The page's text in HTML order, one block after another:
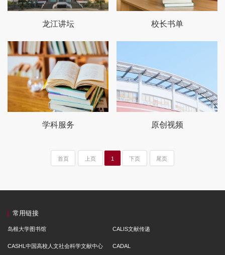
龙江讲坛 校长书单
学科服务 原创视频
首页 上页 1 下页 尾页
常用链接
岛根大学图书馆 CALIS文献传递
CASHL中国高校人文社会科学文献中心 CADAL